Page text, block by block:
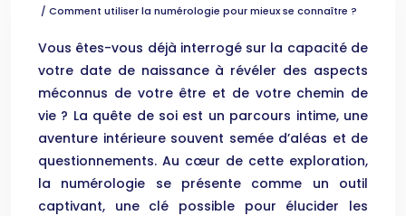
/ Comment utiliser la numérologie pour mieux se connaître ?
Vous êtes-vous déjà interrogé sur la capacité de
votre date de naissance à révéler des aspects
méconnus de votre être et de votre chemin de
vie ? La quête de soi est un parcours intime, une
aventure intérieure souvent semée d’aléas et de
questionnements. Au cœur de cette exploration,
la numérologie se présente comme un outil
captivant, une clé possible pour élucider les